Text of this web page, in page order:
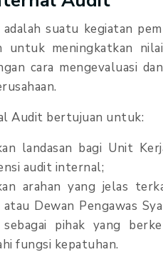
suatu kegiatan
untuk meningkatkan
cara mengevaluasi
Audit bertujuan untuk:
landasan bagi Unit
audit internal;
arahan yang jelas
atau Dewan Pengawas
sebagai pihak yang
fungsi kepatuhan.